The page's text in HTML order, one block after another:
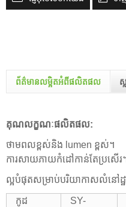
ព័ត៌មានលម្អិតអំពីផលិតផល
គុណលក្ខណៈផលិតផល:
ថាមពលខ្ពស់និង lumen ខ្ពស់។
ការសាយភាយកំដៅកាន់តែប្រសើរ
ល្អបំផុតសម្រាប់បរិយាកាសលំនៅដ្ឋ
កូដ
SY-